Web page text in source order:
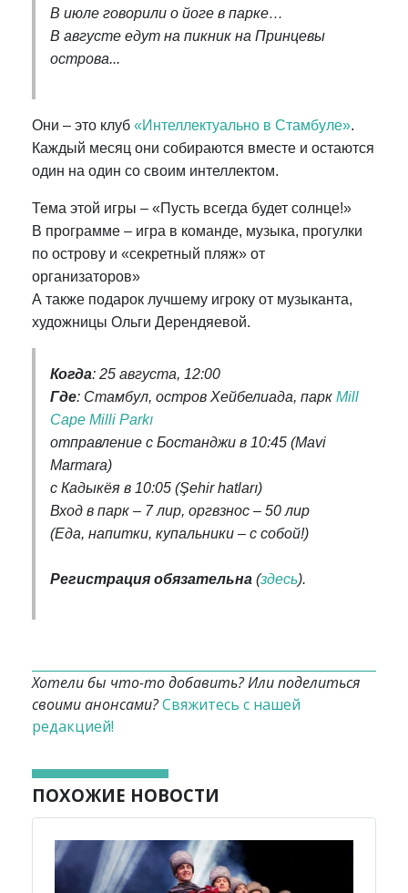
В июле говорили о йоге в парке…
В августе едут на пикник на Принцевы
острова...
Они – это клуб «Интеллектуально в Стамбуле».
Каждый месяц они собираются вместе и остаются
один на один со своим интеллектом.
Тема этой игры – «Пусть всегда будет солнце!»
В программе – игра в команде, музыка, прогулки
по острову и «секретный пляж» от
организаторов»
А также подарок лучшему игроку от музыканта,
художницы Ольги Дерендяевой.
Когда: 25 августа, 12:00
Где: Стамбул, остров Хейбелиада, парк Mill
Cape Milli Parkı
отправление с Бостанджи в 10:45 (Mavi
Marmara)
с Кадыкёя в 10:05 (Şehir hatları)
Вход в парк – 7 лир, оргвзнос – 50 лир
(Еда, напитки, купальники – с собой!)
Регистрация обязательна (здесь).
Хотели бы что-то добавить? Или поделиться
своими анонсами?Свяжитесь с нашей
редакцией!
ПОХОЖИЕ НОВОСТИ